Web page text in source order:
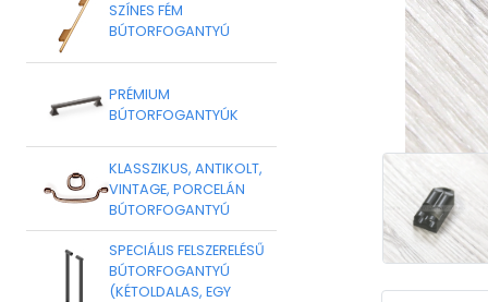
SZÍNES FÉM
BÚTORFOGANTYÚ
PRÉMIUM
BÚTORFOGANTYÚK
KLASSZIKUS, ANTIKOLT,
VINTAGE, PORCELÁN
BÚTORFOGANTYÚ
SPECIÁLIS FELSZERELÉSŰ
BÚTORFOGANTYÚ
(KÉTOLDALAS, EGY